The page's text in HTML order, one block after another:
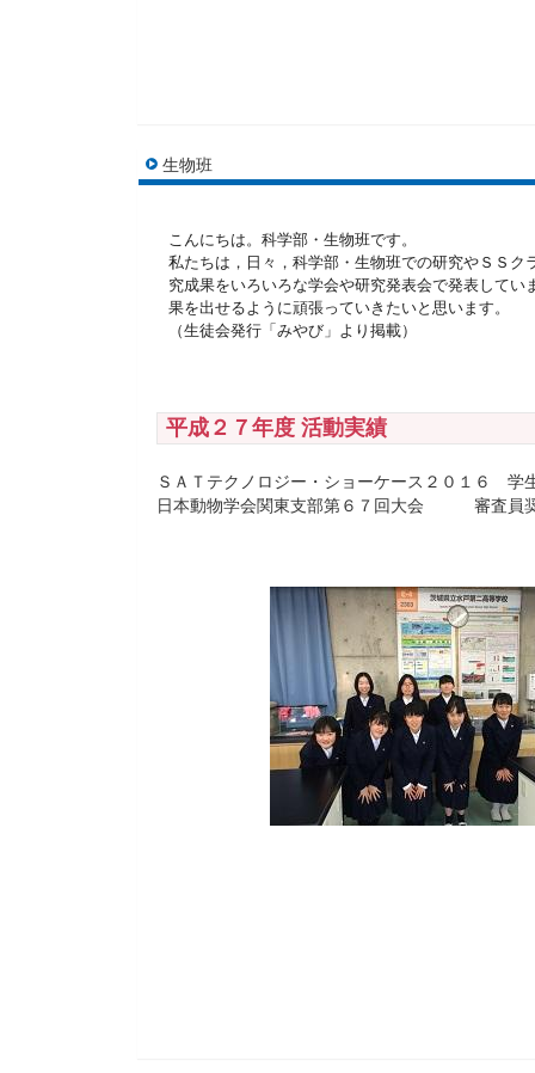
生物班
こんにちは。科学部・生物班です。
私たちは，日々，科学部・生物班での研究やＳＳ
究成果をいろいろな学会や研究発表会で発表して
果を出せるように頑張っていきたいと思います。
（生徒会発行「みやび」より掲載）
平成２７年度 活動実績
ＳＡＴテクノロジー・ショーケース２０１６ 学
日本動物学会関東支部第６７回大会 審査員